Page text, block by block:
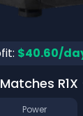
$40.60/
R1X
Power